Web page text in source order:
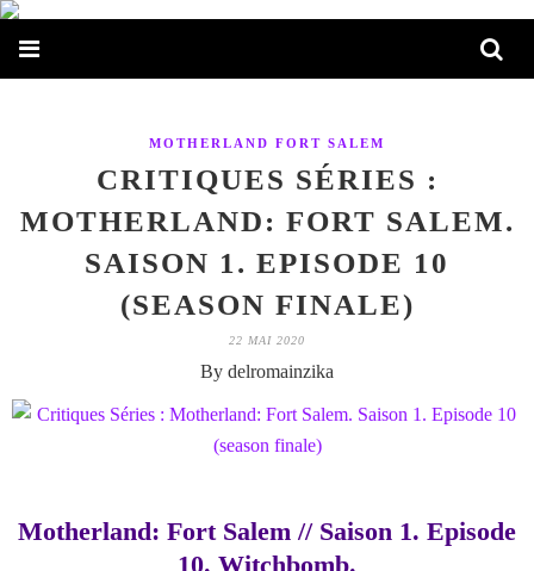
MOTHERLAND FORT SALEM
CRITIQUES SÉRIES :
MOTHERLAND: FORT SALEM.
SAISON 1. EPISODE 10
(SEASON FINALE)
22 MAI 2020
By delromainzika
Motherland: Fort Salem // Saison 1. Episode
10. Witchbomb.